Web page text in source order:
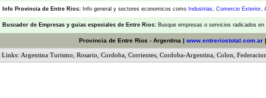
Info Provincia de Entre Rios: Info general y sectores economicos como Industrias, Comercio Exterior,
Buscador de Empresas y guias especiales de Entre Rios: Busque empresas o servicios radicados
Provincia de Entre Rios - Argentina | www.entreriostotal.com.ar
Links: Argentina Turismo Rosario Cordoba Corrientes Cordoba-Argentina Colon